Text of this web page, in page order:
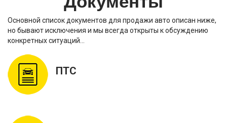
Основной список документов для продажи авто описан ниже,
но бывают исключения и мы всегда открыты к обсуждению
конкретных ситуаций…
ПТС